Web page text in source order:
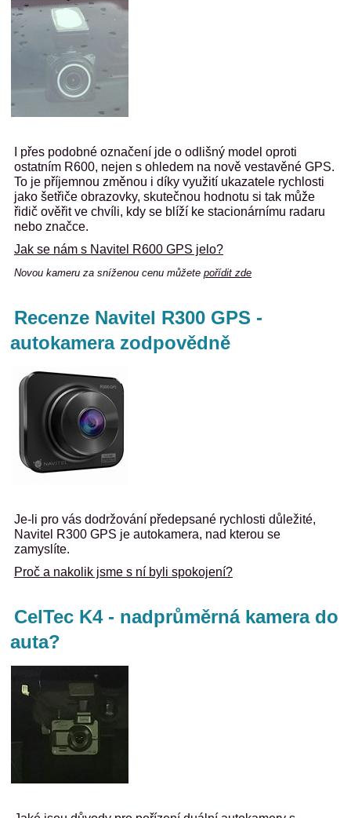
I přes podobné označení jde o odlišný model oproti
ostatním R600, nejen s ohledem na nově vestavěné GPS.
To je příjemnou změnou i díky využití ukazatele rychlosti
jako šetřiče obrazovky, skutečnou hodnotu si tak může
řidič ověřit ve chvíli, kdy se blíží ke stacionárnímu radaru
nebo značce.
Jak se nám s Navitel R600 GPS jelo?
Novou kameru za sníženou cenu můžete pořídit zde
Recenze Navitel R300 GPS -
autokamera zodpovědně
Je-li pro vás dodržování předepsané rychlosti důležité,
Navitel R300 GPS je autokamera, nad kterou se
zamyslíte.
Proč a nakolik jsme s ní byli spokojení?
CelTec K4 - nadprůměrná kamera do
auta?